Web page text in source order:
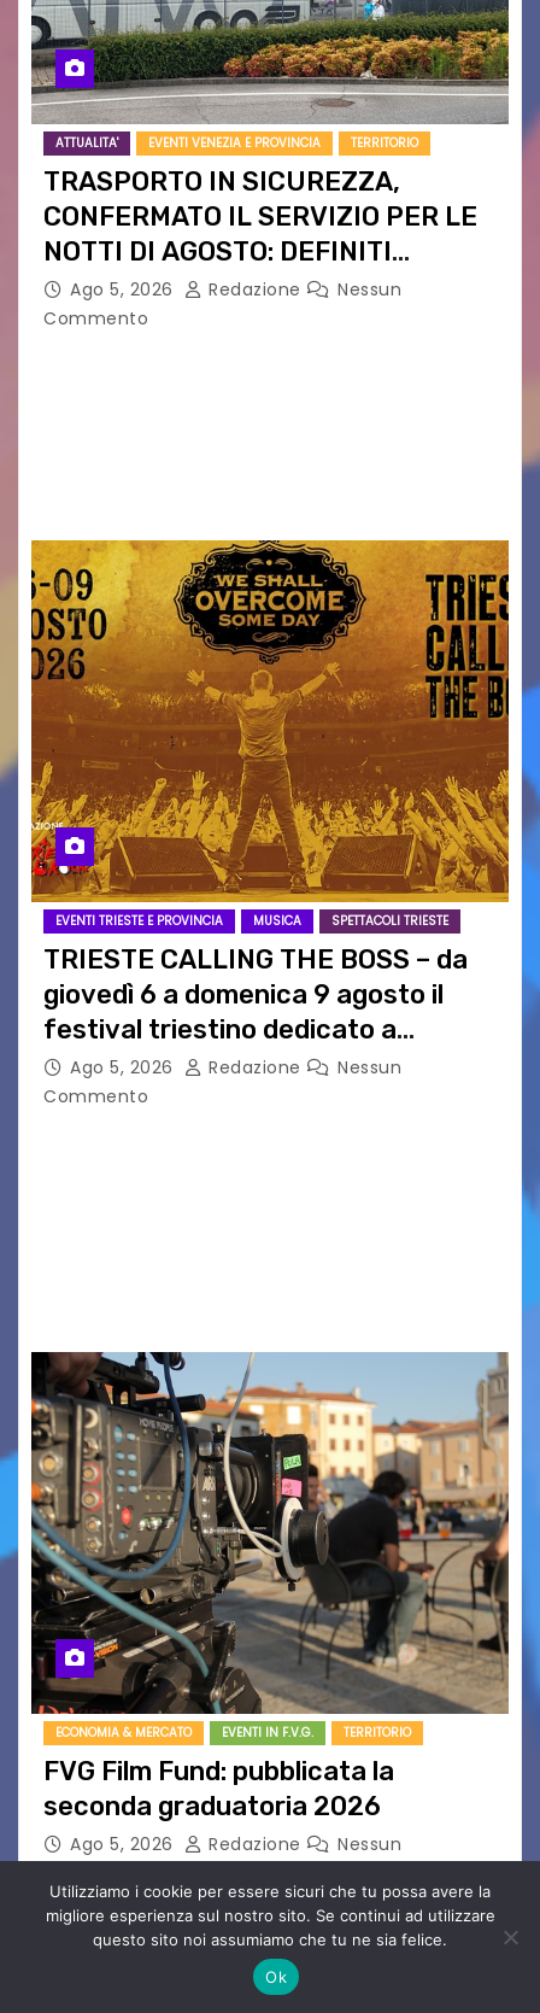
ATTUALITA' EVENTI VENEZIA E PROVINCIA TERRITORIO
TRASPORTO IN SICUREZZA,
CONFERMATO IL SERVIZIO PER LE
NOTTI DI AGOSTO: DEFINITI
PERCORSI, FERMATE E ORARIO
Ago 5, 2026 Redazione
Nessun
Commento
EVENTI TRIESTE E PROVINCIA MUSICA SPETTACOLI TRIESTE
TRIESTE CALLING THE BOSS – da
giovedì 6 a domenica 9 agosto il
festival triestino dedicato a
Springsteen
Ago 5, 2026 Redazione
Nessun
Commento
ECONOMIA & MERCATO EVENTI IN F.V.G. TERRITORIO
FVG Film Fund: pubblicata la
seconda graduatoria 2026
Ago 5, 2026 Redazione
Nessun
Aperta la terza e ultima call dell’anno per le
produzioni audiovisive Online gli esiti della
seconda finestra del Film Fund promosso dalla
Utilizziamo i cookie per essere sicuri che tu possa avere la
migliore esperienza sul nostro sito. Se continui ad utilizzare
questo sito noi assumiamo che tu ne sia felice.
Ok